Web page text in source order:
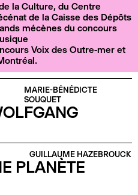
la Culture, du Centre
de la Caisse des Dépôts
mécènes du concours
Voix des Outre-mer et
MARIE-BÉNÉDICTE
SOUQUET
GUILLAUME HAZEBROUCK
PLANÈTE